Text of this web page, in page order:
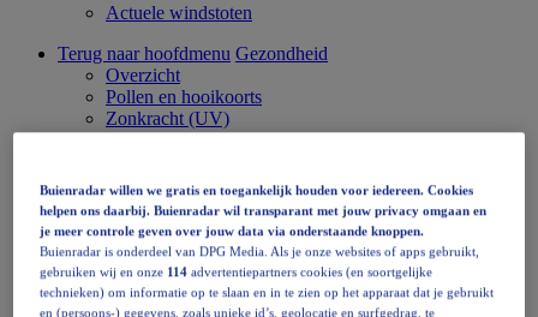
Actuele windstoten
Terug naar hoofdmenu Gezondheid
Overzicht
Pollen en hooikoorts
Zonkracht (UV)
Muggen
Luchtkwaliteit
Muggenradar
Terug naar hoofdmenu Europa
Neerslag in Europa
Overzicht
Buienradar
Buienradar willen we gratis en toegankelijk houden voor iedereen. Cookies
helpen ons daarbij. Buienradar wil transparant met jouw privacy omgaan en
je meer controle geven over jouw data via onderstaande knoppen.
Buienradar is onderdeel van DPG Media. Als je onze websites of apps gebruikt,
gebruiken wij en onze 114 advertentiepartners cookies (en soortgelijke
technieken) om informatie op te slaan en in te zien op het apparaat dat je gebruikt
en (persoons-) gegevens, zoals unieke id’s, geolocatie en surfgedrag, te